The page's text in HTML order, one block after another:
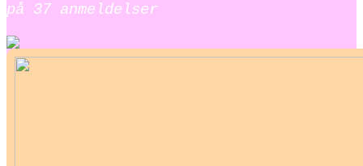
på 37 anmeldelser